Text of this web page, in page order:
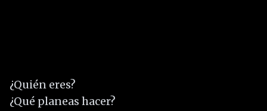
¿Quién eres?
¿Qué planeas hacer?